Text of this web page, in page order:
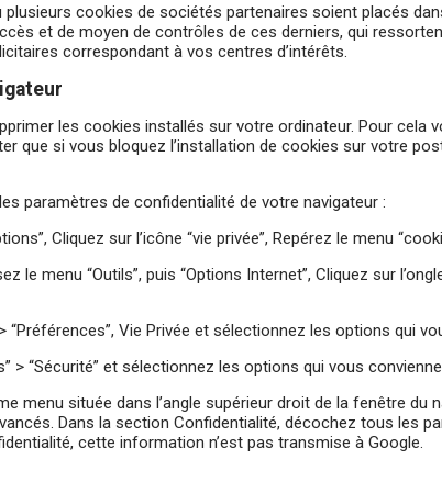
cookies de sociétés partenaires soient placés
et de moyen de contrôles de ces derniers, qui
correspondant à vos centres d’intérêts.
les cookies installés sur votre ordinateur. Pour cela
que si vous bloquez l’installation de cookies sur votre
paramètres de confidentialité de votre navigateur :
Cliquez sur l’icône “vie privée”, Repérez le menu
menu “Outils”, puis “Options Internet”, Cliquez sur
“Préférences”, Vie Privée et sélectionnez les options qui
> “Sécurité” et sélectionnez les options qui vous
menu située dans l’angle supérieur droit de la fenêtre du
Dans la section Confidentialité, décochez tous les
cette information n’est pas transmise à Google.